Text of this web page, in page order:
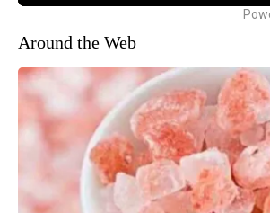
Around the Web